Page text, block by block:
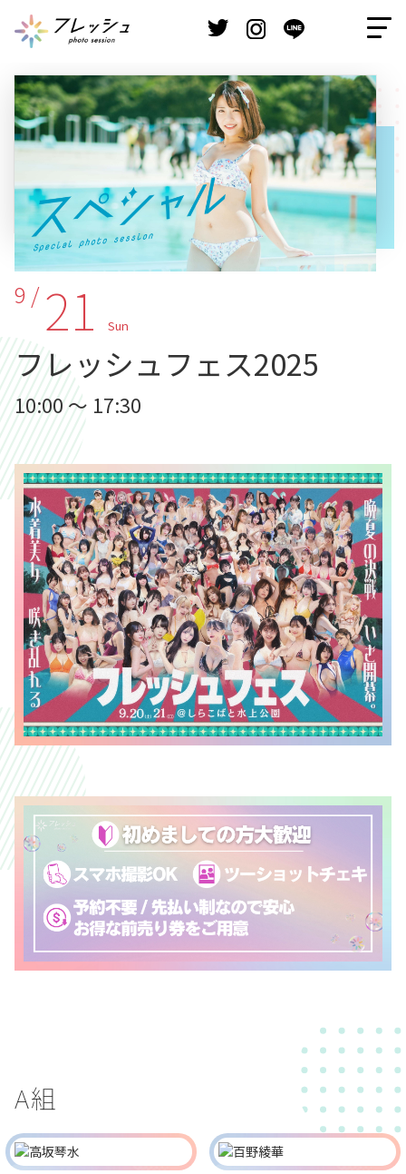
9 / 21 Sun
フレッシュフェス2025
10:00 ～ 17:30
A組